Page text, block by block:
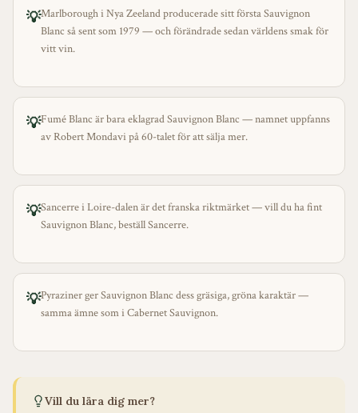
💡Marlborough i Nya Zeeland producerade sitt första Sauvignon
Blanc så sent som 1979 — och förändrade sedan världens smak för
vitt vin.
💡Fumé Blanc är bara eklagrad Sauvignon Blanc — namnet uppfanns
av Robert Mondavi på 60-talet för att sälja mer.
💡Sancerre i Loire-dalen är det franska riktmärket — vill du ha fint
Sauvignon Blanc, beställ Sancerre.
💡Pyraziner ger Sauvignon Blanc dess gräsiga, gröna karaktär —
samma ämne som i Cabernet Sauvignon.
Vill du lära dig mer?